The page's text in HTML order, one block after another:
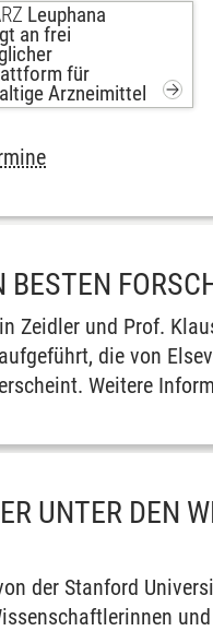
Leuphana
an frei
für
Arzneimittel
BESTEN
Zeidler und Prof.
die von
Weitere
UNTER DEN
der Stanford